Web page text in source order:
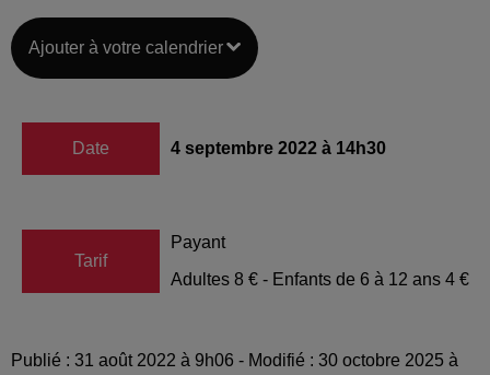
Ajouter à votre calendrier
Date 4 septembre 2022 à 14h30
Tarif
Payant
Adultes 8 € - Enfants de 6 à 12 ans 4 €
Publié : 31 août 2022 à 9h06 - Modifié : 30 octobre 2025 à